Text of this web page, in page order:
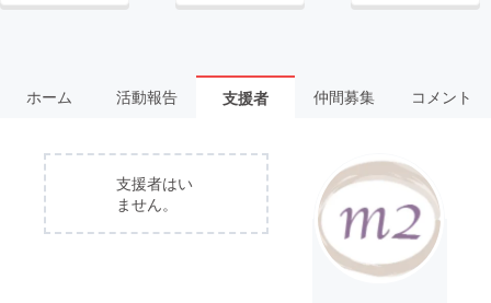
ホーム 活動報告 支援者 仲間募集 コメント
支援者はい
ません。